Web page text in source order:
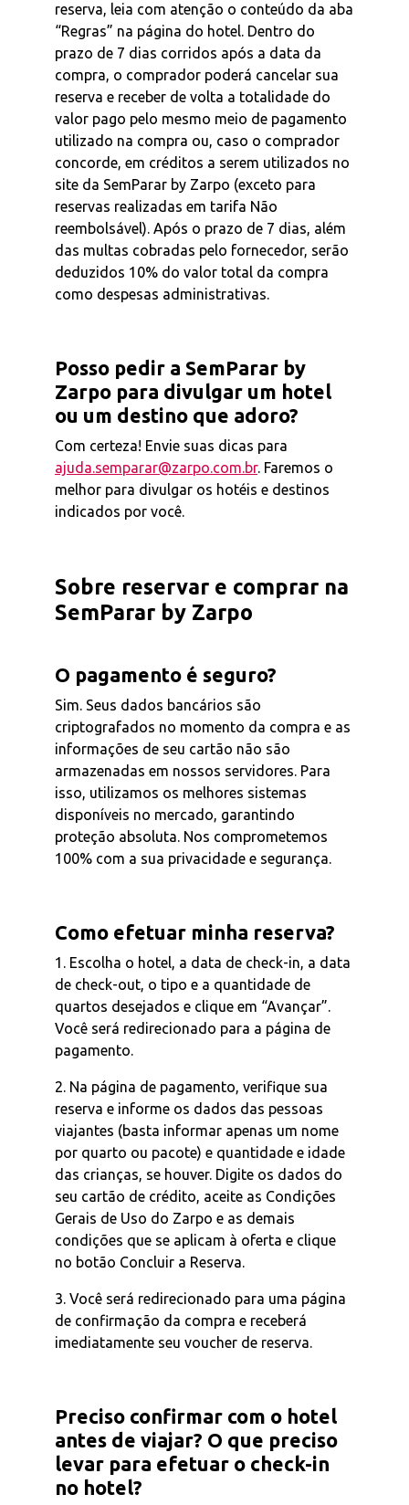
reserva, leia com atenção o conteúdo da aba
“Regras” na página do hotel. Dentro do
prazo de 7 dias corridos após a data da
compra, o comprador poderá cancelar sua
reserva e receber de volta a totalidade do
valor pago pelo mesmo meio de pagamento
utilizado na compra ou, caso o comprador
concorde, em créditos a serem utilizados no
site da SemParar by Zarpo (exceto para
reservas realizadas em tarifa Não
reembolsável). Após o prazo de 7 dias, além
das multas cobradas pelo fornecedor, serão
deduzidos 10% do valor total da compra
como despesas administrativas.
Posso pedir a SemParar by
Zarpo para divulgar um hotel
ou um destino que adoro?
Com certeza! Envie suas dicas para
ajuda.semparar@zarpo.com.br. Faremos o
melhor para divulgar os hotéis e destinos
indicados por você.
Sobre reservar e comprar na
SemParar by Zarpo
O pagamento é seguro?
Sim. Seus dados bancários são
criptografados no momento da compra e as
informações de seu cartão não são
armazenadas em nossos servidores. Para
isso, utilizamos os melhores sistemas
disponíveis no mercado, garantindo
proteção absoluta. Nos comprometemos
100% com a sua privacidade e segurança.
Como efetuar minha reserva?
1. Escolha o hotel, a data de check-in, a data
de check-out, o tipo e a quantidade de
quartos desejados e clique em “Avançar”.
Você será redirecionado para a página de
pagamento.
2. Na página de pagamento, verifique sua
reserva e informe os dados das pessoas
viajantes (basta informar apenas um nome
por quarto ou pacote) e quantidade e idade
das crianças, se houver. Digite os dados do
seu cartão de crédito, aceite as Condições
Gerais de Uso do Zarpo e as demais
condições que se aplicam à oferta e clique
no botão Concluir a Reserva.
3. Você será redirecionado para uma página
de confirmação da compra e receberá
imediatamente seu voucher de reserva.
Preciso confirmar com o hotel
antes de viajar? O que preciso
levar para efetuar o check-in
no hotel?